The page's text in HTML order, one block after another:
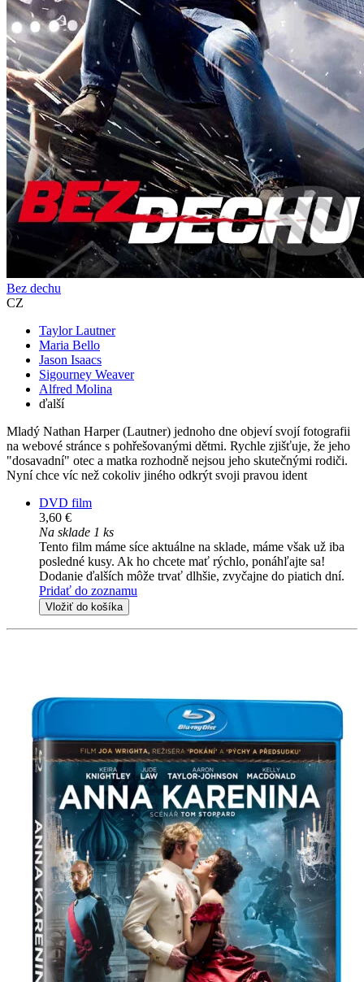
Bez dechu
CZ
Taylor Lautner
Maria Bello
Jason Isaacs
Sigourney Weaver
Alfred Molina
ďalší
Mladý Nathan Harper (Lautner) jednoho dne objeví svojí fotografii
na webové stránce s pohřešovanými dětmi. Rychle zjišťuje, že jeho
"dosavadní" otec a matka rozhodně nejsou jeho skutečnými rodiči.
Nyní chce víc než cokoliv jiného odkrýt svoji pravou ident
DVD film
3,60 €
Na sklade 1 ks
Tento film máme síce aktuálne na sklade, máme však už iba
posledné kusy. Ak ho chcete mať rýchlo, ponáhľajte sa!
Dodanie ďalších môže trvať dlhšie, zvyčajne do piatich dní.
Pridať do zoznamu
Vložiť do košíka